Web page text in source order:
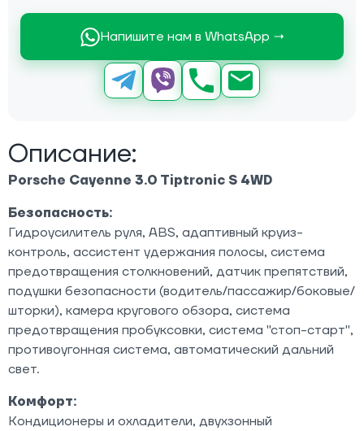
Напишите нам в WhatsApp →
Описание:
Porsche Cayenne 3.0 Tiptronic S 4WD
Безопасность:
Гидроусилитель руля, ABS, адаптивный круиз-
контроль, ассистент удержания полосы, система
предотвращения столкновений, датчик препятствий,
подушки безопасности (водитель/пассажир/боковые/
шторки), камера кругового обзора, система
предотвращения пробуксовки, система "стоп-старт",
противоугонная система, автоматический дальний
свет.
Комфорт:
Кондиционеры и охладители, двухзонный